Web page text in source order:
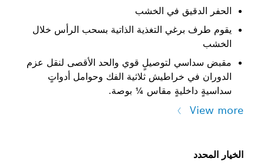
في الخشب
التغذية الذاتية بسحب الرأس خلال
لتوصيلٍ قوي والحد الأقصى لنقل عزم
خراطيش ثلاثية الفك وحوامل أدواتٍ
مقاس ¼ بوصة.